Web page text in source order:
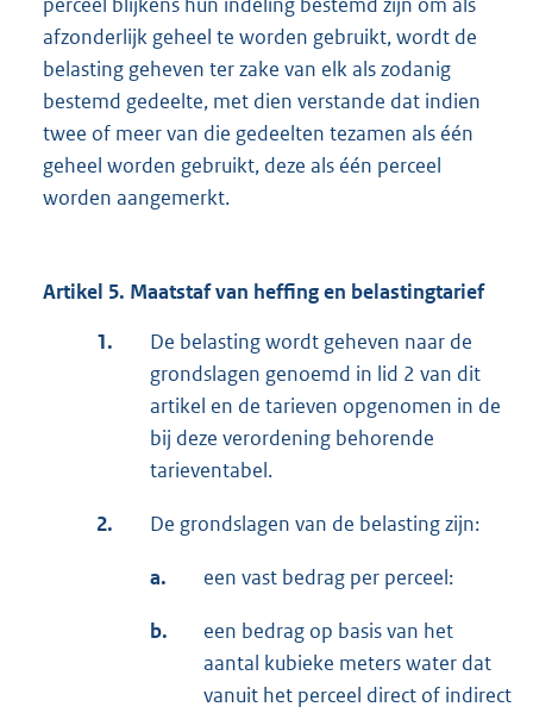
afzonderlijk geheel te worden gebruikt, wordt de
belasting geheven ter zake van elk als zodanig
bestemd gedeelte, met dien verstande dat indien
twee of meer van die gedeelten tezamen als één
geheel worden gebruikt, deze als één perceel
worden aangemerkt.
Artikel 5. Maatstaf van heffing en belastingtarief
1.
De belasting wordt geheven naar de
grondslagen genoemd in lid 2 van dit
artikel en de tarieven opgenomen in de
bij deze verordening behorende
tarieventabel.
2. De grondslagen van de belasting zijn:
a. een vast bedrag per perceel:
b.
een bedrag op basis van het
aantal kubieke meters water dat
vanuit het perceel direct of indirect